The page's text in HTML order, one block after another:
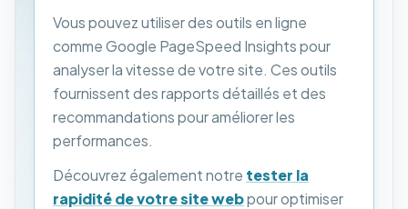
Vous pouvez utiliser des outils en ligne
comme Google PageSpeed Insights pour
analyser la vitesse de votre site. Ces outils
fournissent des rapports détaillés et des
recommandations pour améliorer les
performances.
Découvrez également notre tester la
rapidité de votre site webpour optimiser